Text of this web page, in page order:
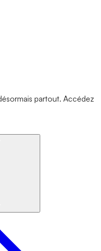
partout. Accédez